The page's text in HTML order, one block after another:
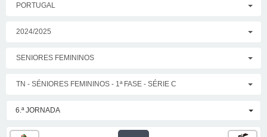
PORTUGAL
2024/2025
SENIORES FEMININOS
TN - SÉNIORES FEMININOS - 1ª FASE - SÉRIE C
6.ª JORNADA